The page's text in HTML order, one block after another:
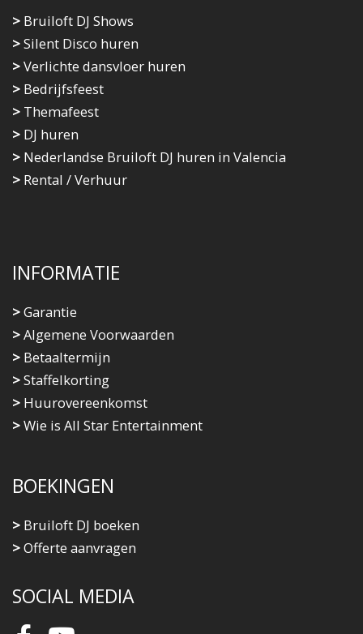
> Bruiloft DJ Shows
>Silent Disco huren
>Verlichte dansvloer huren
> Bedrijfsfeest
> Themafeest
> DJ huren
> Nederlandse Bruiloft DJ huren in Valencia
> Rental / Verhuur
INFORMATIE
>Garantie
>Algemene Voorwaarden
> Betaaltermijn
>Staffelkorting
> Huurovereenkomst
>Wie is All Star Entertainment
BOEKINGEN
> Bruiloft DJ boeken
>Offerte aanvragen
SOCIAL MEDIA